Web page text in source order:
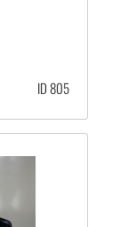
ID 805